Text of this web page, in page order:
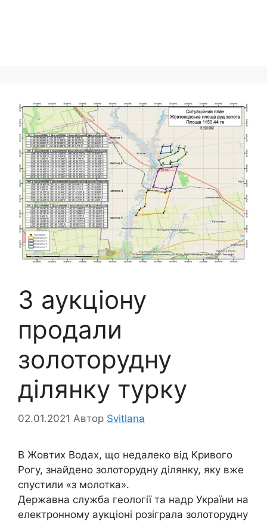
З аукціону
продали
золоторудну
ділянку турку
02.01.2021 Автор Svitlana
В Жовтих Водах, що недалеко від Кривого
Рогу, знайдено золоторудну ділянку, яку вже
спустили «з молотка».
Державна служба геології та надр України на
електронному аукціоні розіграла золоторудну